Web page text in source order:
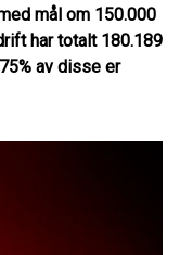
mål om 150.000
har totalt 180.189
av disse er